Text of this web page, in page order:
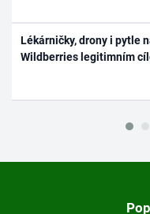
Lékárničky, drony i pytle
Wildberries legitimním